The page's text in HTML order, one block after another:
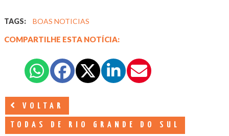
TAGS: BOAS NOTICIAS
COMPARTILHE ESTA NOTÍCIA:
VOLTAR
TODAS DE RIO GRANDE DO SUL